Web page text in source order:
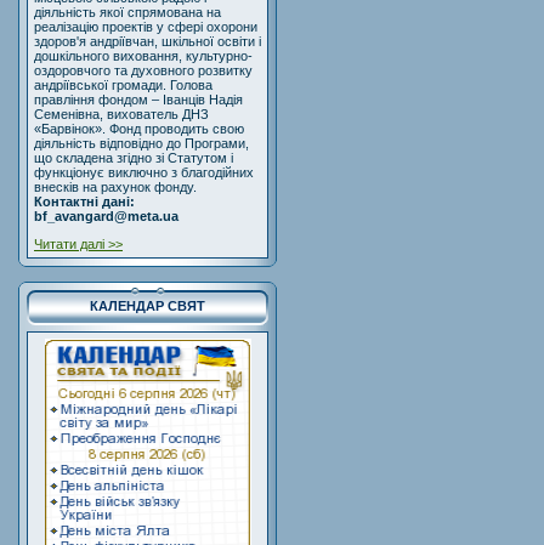
діяльність якої спрямована на
реалізацію проектів у сфері охорони
здоров'я андріївчан, шкільної освіти і
дошкільного виховання, культурно-
оздоровчого та духовного розвитку
андріївської громади. Голова
правління фондом – Іванців Надія
Семенівна, вихователь ДНЗ
«Барвінок». Фонд проводить свою
діяльність відповідно до Програми,
що складена згідно зі Статутом і
функціонує виключно з благодійних
внесків на рахунок фонду.
Контактні дані:
bf_avangard@meta.ua
Читати далі >>
КАЛЕНДАР СВЯТ